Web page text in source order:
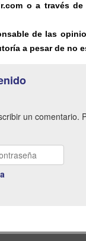
o a través
de las
a pesar de no
un comentario.